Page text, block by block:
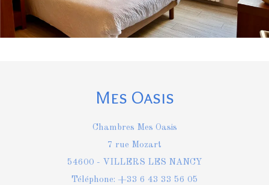
Mes Oasis
Chambres Mes Oasis
7 rue Mozart
54600 - VILLERS LES NANCY
Téléphone: +33 6 43 33 56 05